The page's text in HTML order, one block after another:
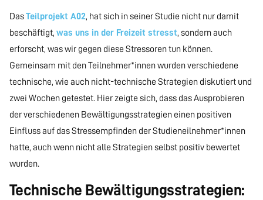
DasTeilprojekt A02, hat sich in seiner Studie nicht nur damit
beschäftigt, was uns in der Freizeit stresst, sondern auch
erforscht, was wir gegen diese Stressoren tun können.
Gemeinsam mit den Teilnehmer*innen wurden verschiedene
technische, wie auch nicht-technische Strategien diskutiert und
zwei Wochen getestet. Hier zeigte sich, dass das Ausprobieren
der verschiedenen Bewältigungsstrategien einen positiven
Einfluss auf das Stressempfinden der Studieneilnehmer*innen
hatte, auch wenn nicht alle Strategien selbst positiv bewertet
wurden.
Technische Bewältigungsstrategien: